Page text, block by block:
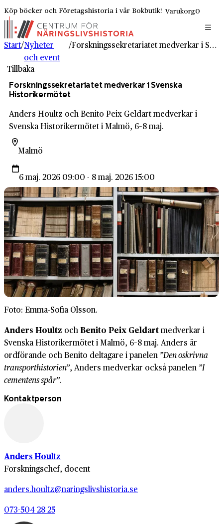
Köp böcker och Företagshistoria i vår Bokbutik! Varukorg0
Start/Nyheter
och event
/ Forskningssekretariatet medverkar i Svenska Historikermötet
Tillbaka
Forskningssekretariatet medverkar i Svenska
Historikermötet
Anders Houltz och Benito Peix Geldart medverkar i
Svenska Historikermötet i Malmö, 6–8 maj.
Malmö
6 maj. 2026 09:00 - 8 maj. 2026 15:00
Foto: Emma-Sofia Olsson.
Anders Houltz ochBenito Peix Geldartmedverkar i
Svenska Historikermötet i Malmö, 6–8 maj. Anders är
ordförande och Benito deltagare i panelen”Den oskrivna
transporthistorien”, Anders medverkar också panelen”I
cementens spår”.
Kontaktperson
Anders Houltz
Forskningschef, docent
anders.houltz@naringslivshistoria.se
073-504 28 25